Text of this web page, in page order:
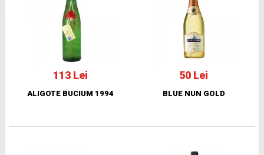
113 Lei
ALIGOTE BUCIUM 1994
50 Lei
BLUE NUN GOLD